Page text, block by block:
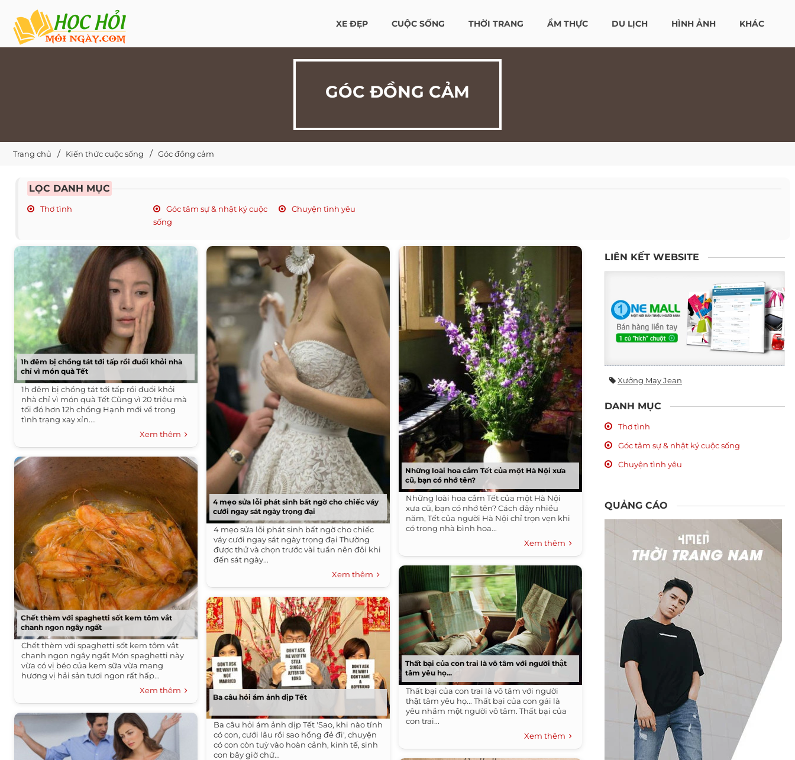
XE ĐẸP CUỘC SỐNG THỜI TRANG ẨM THỰC DU LỊCH HÌNH ẢNH KHÁC
GÓC ĐỒNG CẢM
Trang chủ Kiến thức cuộc sống Góc đồng cảm
LỌC DANH MỤC
Thơ tình
Góc tâm sự & nhật ký cuộc
sống
Chuyện tình yêu
1h đêm bị chồng tát tới tấp rồi đuổi khỏi nhà
chỉ vì món quà Tết
1h đêm bị chồng tát tới tấp rồi đuổi khỏi
nhà chỉ vì món quà Tết Cũng vì 20 triệu mà
tối đó hơn 12h chồng Hạnh mới về trong
tình trạng xay xỉn....
Xem thêm
Chết thèm với spaghetti sốt kem tôm vắt
chanh ngon ngây ngất
Chết thèm với spaghetti sốt kem tôm vắt
chanh ngon ngây ngất Món spaghetti này
vừa có vị béo của kem sữa vừa mang
hương vị hải sản tươi ngon rất hấp...
Xem thêm
4 mẹo sửa lỗi phát sinh bất ngờ cho chiếc váy
cưới ngay sát ngày trọng đại
4 mẹo sửa lỗi phát sinh bất ngờ cho chiếc
váy cưới ngay sát ngày trọng đại Thường
được thử và chọn trước vài tuần nên đôi khi
đến sát ngày...
Xem thêm
Ba câu hỏi ám ảnh dịp Tết
Ba câu hỏi ám ảnh dịp Tết 'Sao, khi nào tính
có con, cưới lâu rồi sao hổng đẻ đi', chuyện
có con còn tuỳ vào hoàn cảnh, kinh tế, sinh
con bây giờ chứ...
Những loài hoa cắm Tết của một Hà Nội xưa
cũ, bạn có nhớ tên?
Những loài hoa cắm Tết của một Hà Nội
xưa cũ, bạn có nhớ tên? Cách đây nhiều
năm, Tết của người Hà Nội chỉ trọn vẹn khi
có trong nhà bình hoa...
Xem thêm
Thất bại của con trai là vô tâm với người thật
tâm yêu họ...
Thất bại của con trai là vô tâm với người
thật tâm yêu họ... Thất bại của con gái là
yêu nhầm một người vô tâm. Thất bại của
con trai...
Xem thêm
LIÊN KẾT WEBSITE
Xưởng May Jean
DANH MỤC
Thơ tình
Góc tâm sự & nhật ký cuộc sống
Chuyện tình yêu
QUẢNG CÁO